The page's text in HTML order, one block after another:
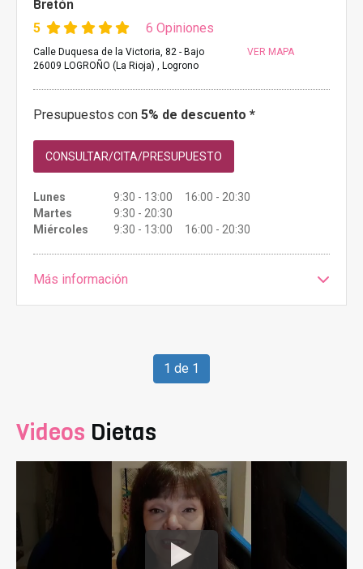
Bretón
5 6 Opiniones
Calle Duquesa de la Victoria, 82 - Bajo
26009 LOGROÑO (La Rioja) , Logrono
VER MAPA
Presupuestos con 5% de descuento *
CONSULTAR/CITA/PRESUPUESTO
Lunes
9:30 - 13:00 16:00 - 20:30
Martes
9:30 - 20:30
Miércoles
9:30 - 13:00 16:00 - 20:30
Más información
1 de 1
Videos Dietas